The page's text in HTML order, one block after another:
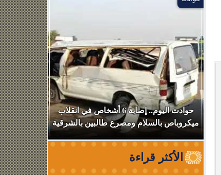
حوادث اليوم.. إصابة 6 أشخاص في انقلاب
ميكروباص بالسلام ومصرع طالبين بالشرقية
استهداف
الأكثر قراءة